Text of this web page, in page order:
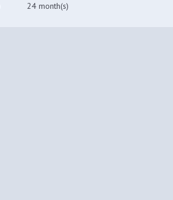
24 month(s)